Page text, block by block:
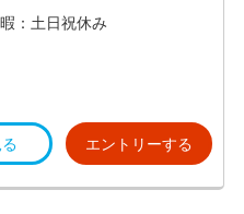
時間未満と少ないです
：土日祝休み
エントリーする